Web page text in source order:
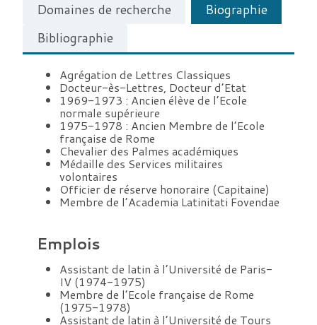
Domaines de recherche
Biographie
Bibliographie
Agrégation de Lettres Classiques
Docteur-ès-Lettres, Docteur d’Etat
1969-1973 : Ancien élève de l’Ecole
normale supérieure
1975-1978 : Ancien Membre de l’Ecole
française de Rome
Chevalier des Palmes académiques
Médaille des Services militaires
volontaires
Officier de réserve honoraire (Capitaine)
Membre de l’Academia Latinitati Fovendae
Emplois
Assistant de latin à l’Université de Paris-
IV (1974-1975)
Membre de l’Ecole française de Rome
(1975-1978)
Assistant de latin à l’Université de Tours